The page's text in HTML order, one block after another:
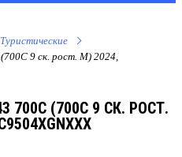
Туристические
9 ск. рост. M) 2024,
700C (700C 9 СК. РОСТ.